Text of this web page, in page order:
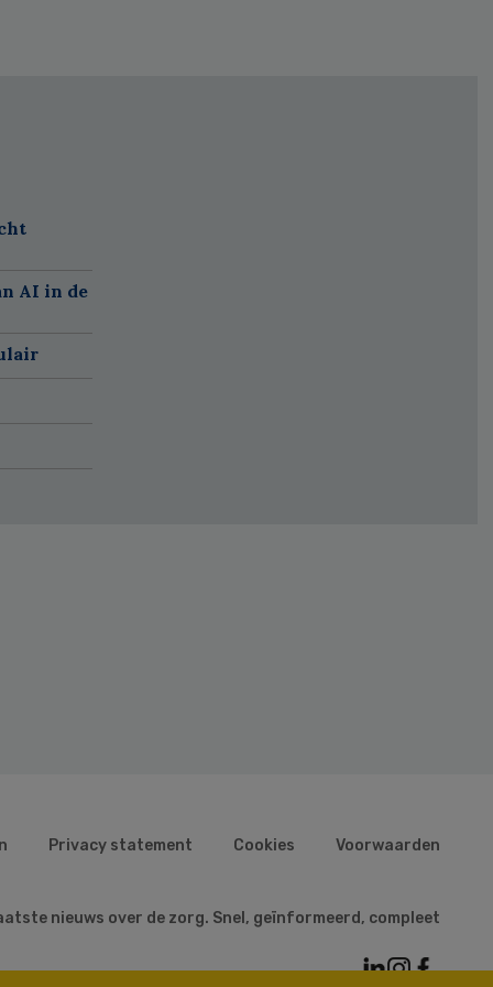
AI in de
Privacy statement Cookies Voorwaarden
nieuws over de zorg. Snel, geïnformeerd, compleet